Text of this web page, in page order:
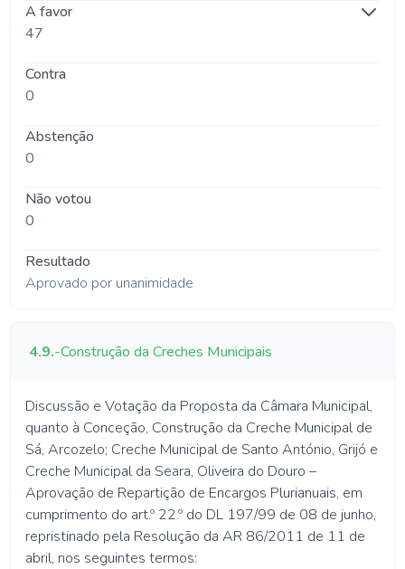
A favor
47
Contra
0
Abstenção
0
Não votou
0
Resultado
Aprovado por unanimidade
4.9.-Construção da Creches Municipais
Discussão e Votação da Proposta da Câmara Municipal,
quanto à Conceção, Construção da Creche Municipal de
Sá, Arcozelo; Creche Municipal de Santo António, Grijó e
Creche Municipal da Seara, Oliveira do Douro –
Aprovação de Repartição de Encargos Plurianuais, em
cumprimento do art.º 22.º do DL 197/99 de 08 de junho,
repristinado pela Resolução da AR 86/2011 de 11 de
abril, nos seguintes termos: